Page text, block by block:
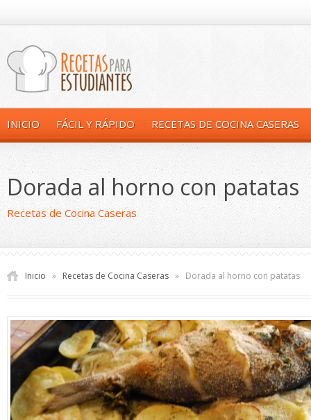
INICIO FÁCIL Y RÁPIDO RECETAS DE COCINA CASERAS
Dorada al horno con patatas
Recetas de Cocina Caseras
Inicio » Recetas de Cocina Caseras » Dorada al horno con patatas